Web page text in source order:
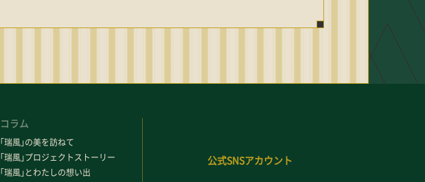
コラム
「瑞風」の美を訪ねて
「瑞風」プロジェクトストーリー
「瑞風」とわたしの想い出
公式SNSアカウント